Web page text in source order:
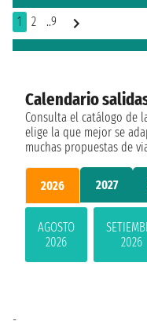
1 2 ..9
Calendario
Consulta el catálogo de
elige la que mejor se
muchas propuestas de
2026 2027
AGOSTO
2026
2026
-